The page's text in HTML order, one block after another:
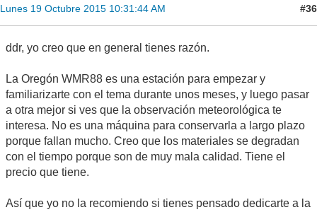
Lunes 19 Octubre 2015 10:31:44 AM #36
ddr, yo creo que en general tienes razón.
La Oregón WMR88 es una estación para empezar y
familiarizarte con el tema durante unos meses, y luego pasar
a otra mejor si ves que la observación meteorológica te
interesa. No es una máquina para conservarla a largo plazo
porque fallan mucho. Creo que los materiales se degradan
con el tiempo porque son de muy mala calidad. Tiene el
precio que tiene.
Así que yo no la recomiendo si tienes pensado dedicarte a la